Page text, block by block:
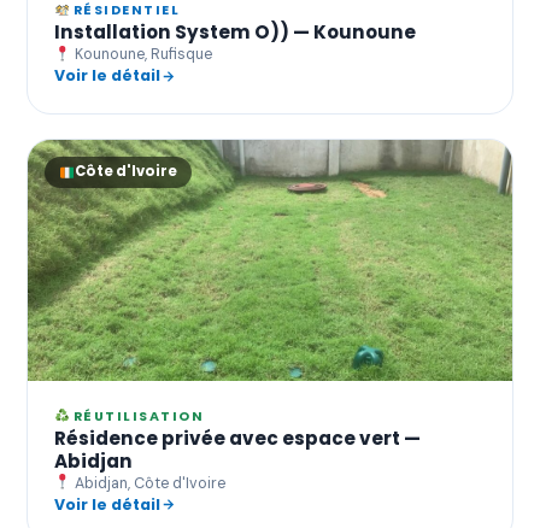
RÉSIDENTIEL
Installation System O)) — Kounoune
Kounoune, Rufisque
Voir le détail
Côte d'Ivoire
RÉUTILISATION
Résidence privée avec espace vert —
Abidjan
Abidjan, Côte d'Ivoire
Voir le détail